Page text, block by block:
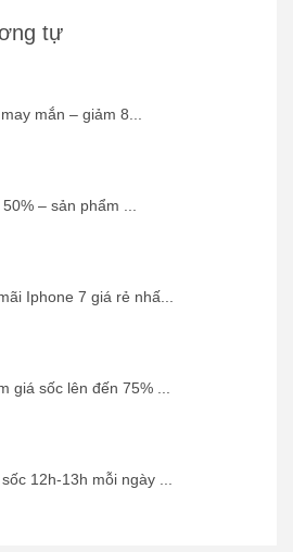
tự
mắn – giảm 8...
– sản phẩm ...
Iphone 7 giá rẻ nhấ...
giá sốc lên đến 75% ...
12h-13h mỗi ngày ...